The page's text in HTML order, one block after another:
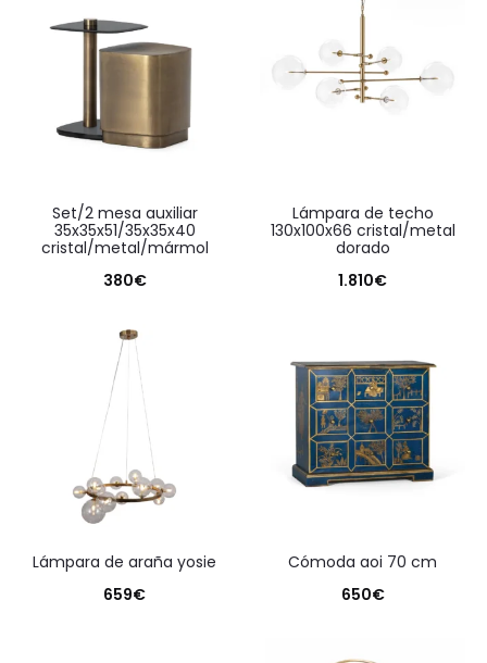
1.300€.
900€.
set/2 mesa auxiliar
35x35x51/35x35x40
cristal/metal/mármol
380€
lámpara de techo
130x100x66 cristal/metal
dorado
1.810€
lámpara de araña yosie
659€
cómoda aoi 70 cm
650€